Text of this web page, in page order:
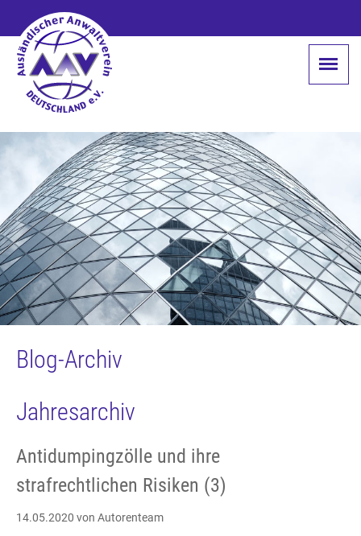
Blog-Archiv
Jahresarchiv
Antidumpingzölle und ihre
strafrechtlichen Risiken (3)
14.05.2020 von Autorenteam